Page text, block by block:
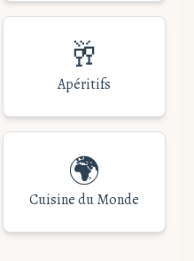
🥂
Apéritifs
🌍
Cuisine du Monde